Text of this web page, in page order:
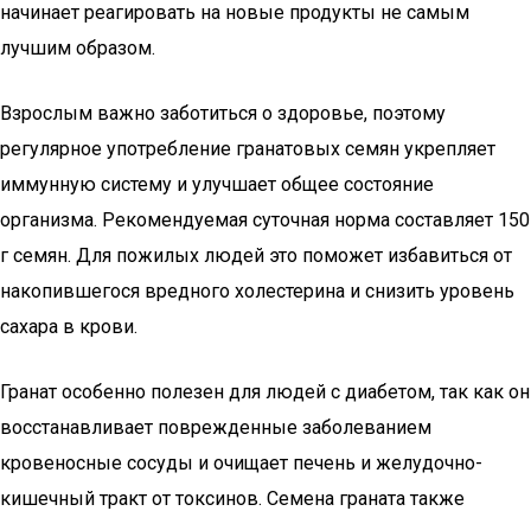
начинает реагировать на новые продукты не самым
лучшим образом.
Взрослым важно заботиться о здоровье, поэтому
регулярное употребление гранатовых семян укрепляет
иммунную систему и улучшает общее состояние
организма. Рекомендуемая суточная норма составляет 150
г семян. Для пожилых людей это поможет избавиться от
накопившегося вредного холестерина и снизить уровень
сахара в крови.
Гранат особенно полезен для людей с диабетом, так как он
восстанавливает поврежденные заболеванием
кровеносные сосуды и очищает печень и желудочно-
кишечный тракт от токсинов. Семена граната также